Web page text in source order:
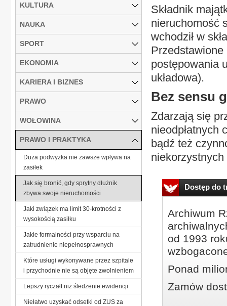
Składnik
nieruchomość
wchodził w
postępowania
układowa).
Bez sensu
Zdarzają się
nieodpłatnych
bądź też
niekorzystnych
Dostęp do
Archiwum
od 1993
Ponad
Zamów
KULTURA
NAUKA
SPORT
EKONOMIA
KARIERA I BIZNES
PRAWO
WOŁOWINA
PRAWO I PRAKTYKA
Duża podwyżka nie zawsze wpływa na
zasiłek
Jak się bronić, gdy sprytny dłużnik
zbywa swoje nieruchomości
Jaki związek ma limit 30-krotności z
wysokością zasiłku
Jakie formalności przy wsparciu na
zatrudnienie niepełnosprawnych
Które usługi wykonywane przez szpitale
i przychodnie nie są objęte zwolnieniem
Lepszy ryczałt niż śledzenie ewidencji
Niełatwo uzyskać odsetki od ZUS za